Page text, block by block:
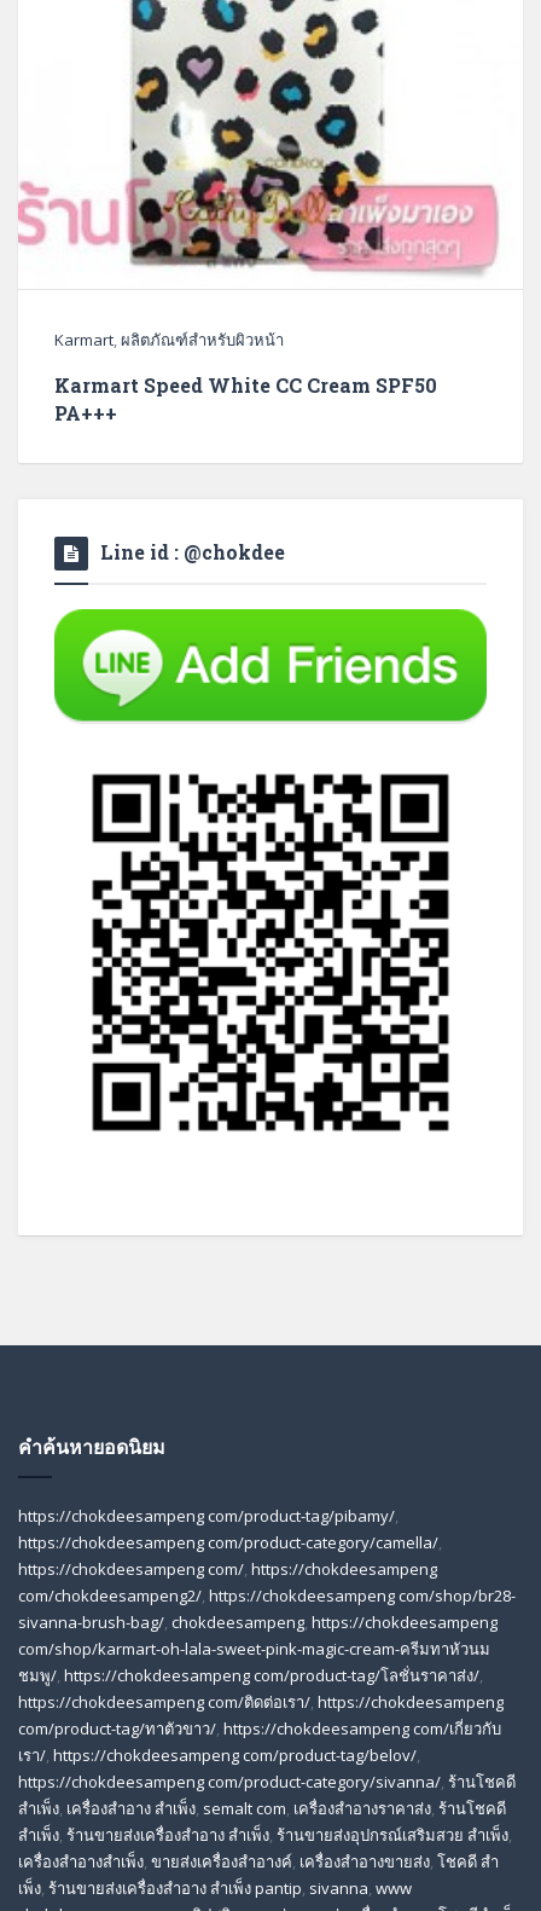
Karmart,ผลิตภัณฑ์สำหรับผิวหน้า
Karmart Speed White CC Cream SPF50
PA+++
Line id : @chokdee
คำค้นหายอดนิยม
https://chokdeesampeng com/product-tag/pibamy/,
https://chokdeesampeng com/product-category/camella/,
https://chokdeesampeng com/, https://chokdeesampeng
com/chokdeesampeng2/, https://chokdeesampeng com/shop/br28-
sivanna-brush-bag/, chokdeesampeng, https://chokdeesampeng
com/shop/karmart-oh-lala-sweet-pink-magic-cream-ครีมทาหัวนม
ชมพู/, https://chokdeesampeng com/product-tag/โลชั่นราคาส่ง/,
https://chokdeesampeng com/ติดต่อเรา/, https://chokdeesampeng
com/product-tag/ทาตัวขาว/, https://chokdeesampeng com/เกี่ยวกับ
เรา/, https://chokdeesampeng com/product-tag/belov/,
https://chokdeesampeng com/product-category/sivanna/, ร้านโชคดี
สําเพ็ง, เครื่องสำอาง สำเพ็ง, semalt com, เครื่องสำอางราคาส่ง, ร้านโชคดี
สำเพ็ง, ร้านขายส่งเครื่องสําอาง สําเพ็ง, ร้านขายส่งอุปกรณ์เสริมสวย สําเพ็ง,
เครื่องสำอางสำเพ็ง, ขายส่งเครื่องสำอางค์, เครื่องสำอางขายส่ง, โชคดี สํา
เพ็ง, ร้านขายส่งเครื่องสําอาง สําเพ็ง pantip, sivanna, www